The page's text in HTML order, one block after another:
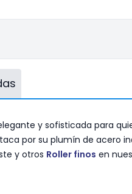
y sofisticada para
por su plumín de
y otros Roller finos en